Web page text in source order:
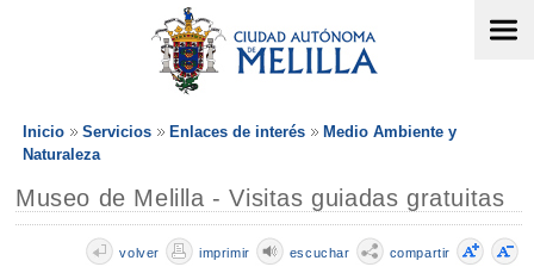
Inicio Servicios Enlaces de interés
Medio Ambiente y
Naturaleza
Museo de Melilla - Visitas guiadas gratuitas
compartir
escuchar
imprimir
volver